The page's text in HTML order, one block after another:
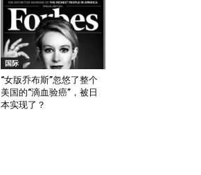
国际
“女版乔布斯”忽悠了整个
美国的“滴血验癌”，被日
本实现了？